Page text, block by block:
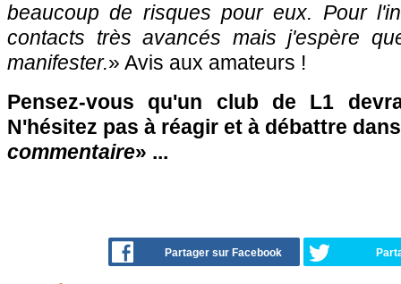
beaucoup de risques pour eux. Pour
contacts très avancés mais j'espère
manifester.» Avis aux amateurs !
Pensez-vous qu'un club de L1
N'hésitez pas à réagir et à débattre
commentaire» ...
Partager sur Facebook